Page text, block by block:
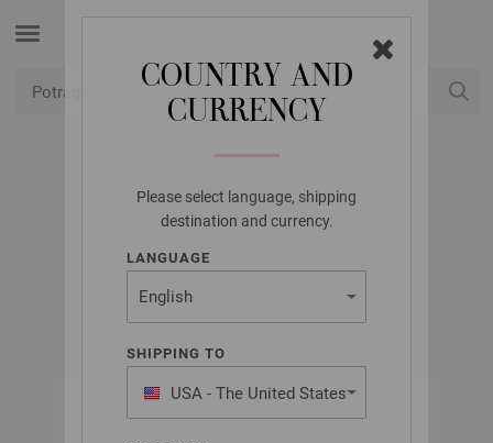
COUNTRY AND
CURRENCY
Please select language, shipping
destination and currency.
LANGUAGE
SHIPPING TO
USA - The United States
of America
LANA GROSSA
ELASTICO